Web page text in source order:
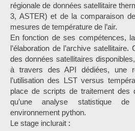
régionale de données satellitaire
3, ASTER) et de la comparaison
mesures de température de l’air.
En fonction de ses compétences,
l’élaboration de l’archive
des données satellitaires
à travers des API dédiées, une
l’utilisation des LST versus
place de scripts de traitement des
qu’une analyse statistique
environnement python.
Le stage inclurait :